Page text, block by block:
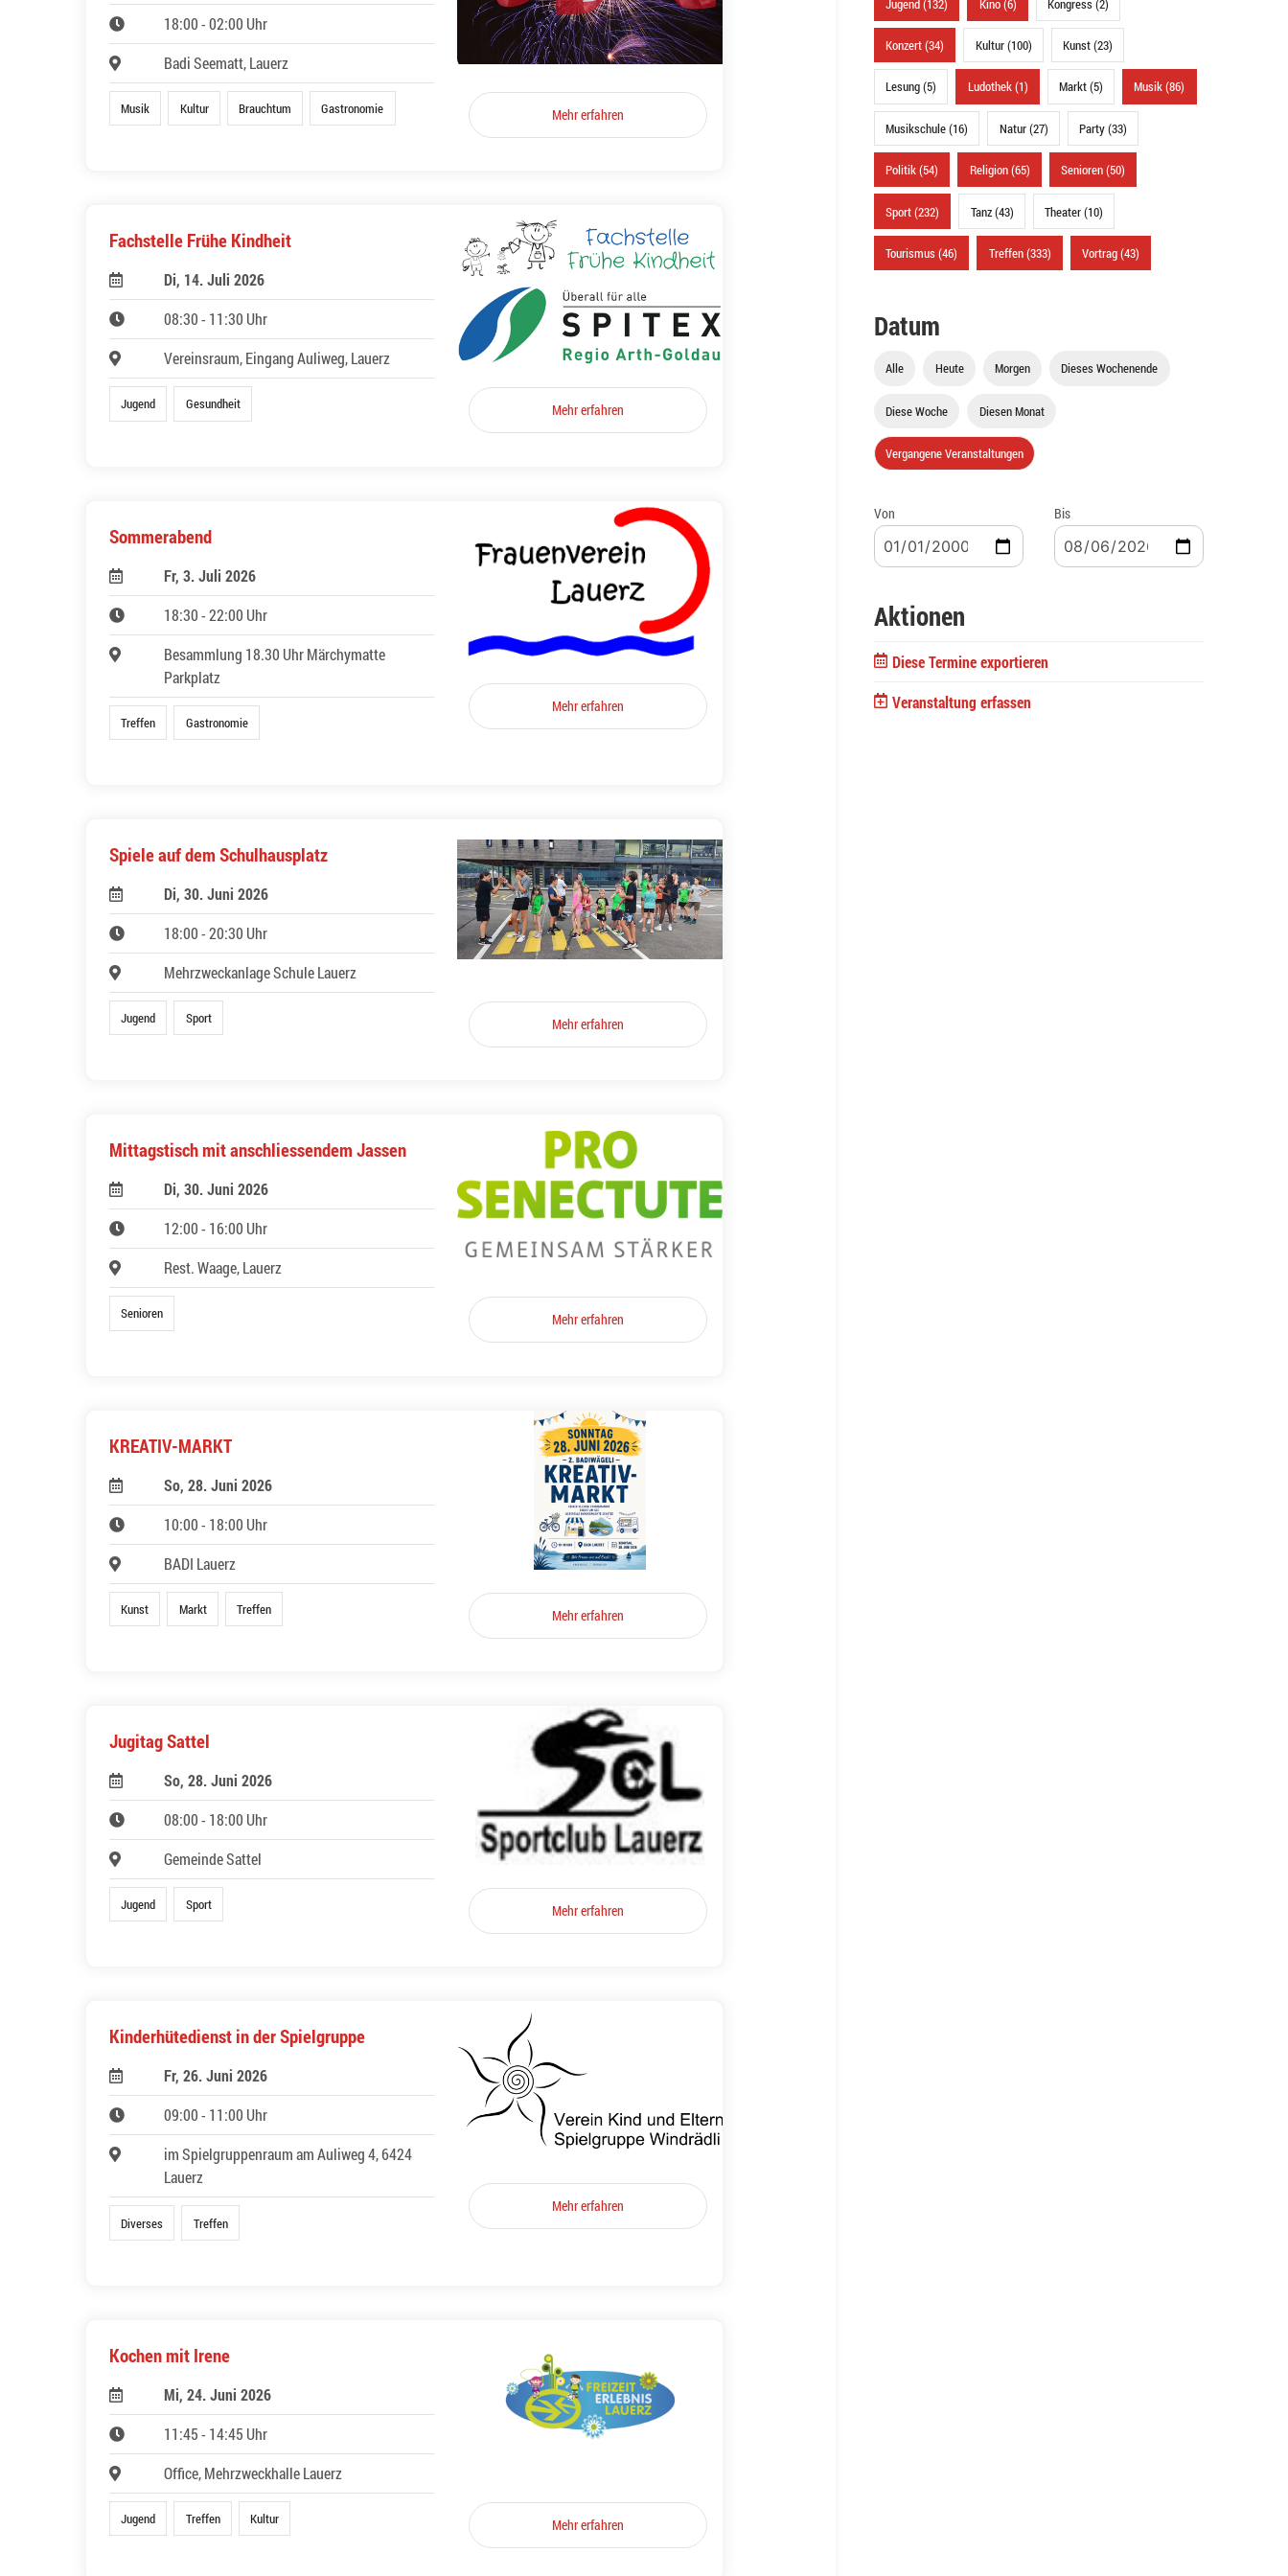
18:00 - 02:00 Uhr
Badi Seematt, Lauerz
Musik Kultur Brauchtum Gastronomie Mehr erfahren
Fachstelle Frühe Kindheit
Di, 14. Juli 2026
08:30 - 11:30 Uhr
Vereinsraum, Eingang Auliweg, Lauerz
Jugend Gesundheit Mehr erfahren
Sommerabend
Fr, 3. Juli 2026
18:30 - 22:00 Uhr
Besammlung 18.30 Uhr Märchymatte
Parkplatz
Treffen Gastronomie
Mehr erfahren
Spiele auf dem Schulhausplatz
Di, 30. Juni 2026
18:00 - 20:30 Uhr
Mehrzweckanlage Schule Lauerz
Jugend Sport Mehr erfahren
Mittagstisch mit anschliessendem Jassen
Di, 30. Juni 2026
12:00 - 16:00 Uhr
Rest. Waage, Lauerz
Senioren Mehr erfahren
KREATIV-MARKT
So, 28. Juni 2026
10:00 - 18:00 Uhr
BADI Lauerz
Kunst Markt Treffen Mehr erfahren
Jugitag Sattel
So, 28. Juni 2026
08:00 - 18:00 Uhr
Gemeinde Sattel
Jugend Sport Mehr erfahren
Kinderhütedienst in der Spielgruppe
Fr, 26. Juni 2026
09:00 - 11:00 Uhr
im Spielgruppenraum am Auliweg 4, 6424
Lauerz
Diverses Treffen
Mehr erfahren
Kochen mit Irene
Mi, 24. Juni 2026
11:45 - 14:45 Uhr
Office, Mehrzweckhalle Lauerz
Jugend Treffen Kultur Mehr erfahren
Jugend (132) Kino (6) Kongress (2)
Konzert (34) Kultur (100) Kunst (23)
Lesung (5) Ludothek (1) Markt (5) Musik (86)
Musikschule (16) Natur (27) Party (33)
Politik (54) Religion (65) Senioren (50)
Sport (232) Tanz (43) Theater (10)
Tourismus (46) Treffen (333) Vortrag (43)
Datum
Alle Heute Morgen Dieses Wochenende
Diese Woche Diesen Monat
Vergangene Veranstaltungen
Von Bis
Aktionen
Diese Termine exportieren
Veranstaltung erfassen